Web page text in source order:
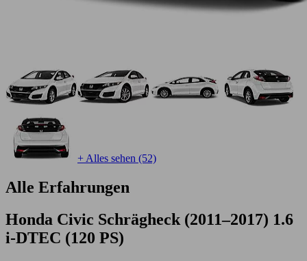
+ Alles sehen (52)
Alle Erfahrungen
Honda Civic Schrägheck (2011–2017) 1.6
i-DTEC (120 PS)